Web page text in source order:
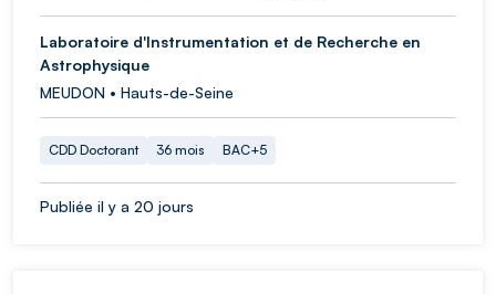
Laboratoire d'Instrumentation et de Recherche en
Astrophysique
MEUDON • Hauts-de-Seine
CDD Doctorant 36 mois BAC+5
Publiée il y a 20 jours